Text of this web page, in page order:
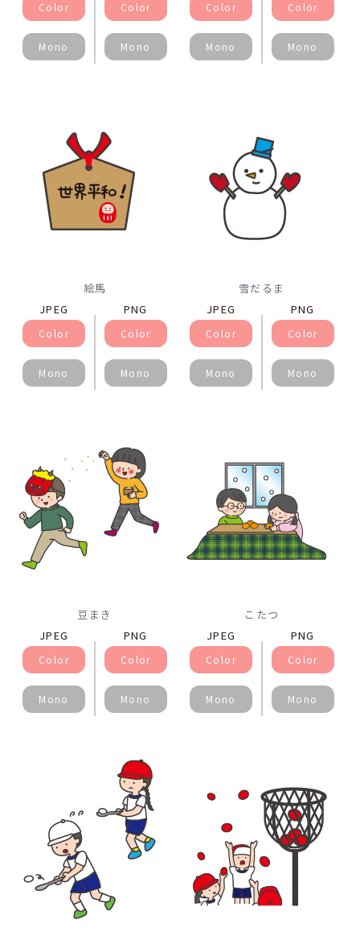
Color
Mono
Color
Mono
Color
Mono
Color
Mono
絵馬
JPEG
Color
Mono
PNG
Color
Mono
雪だるま
JPEG
Color
Mono
PNG
Color
Mono
豆まき
JPEG
Color
Mono
PNG
Color
Mono
こたつ
JPEG
Color
Mono
PNG
Color
Mono